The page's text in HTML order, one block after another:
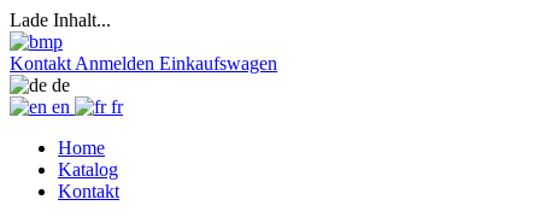
Lade Inhalt...
Kontakt Anmelden Einkaufswagen
de
en
fr
Home
Katalog
Kontakt